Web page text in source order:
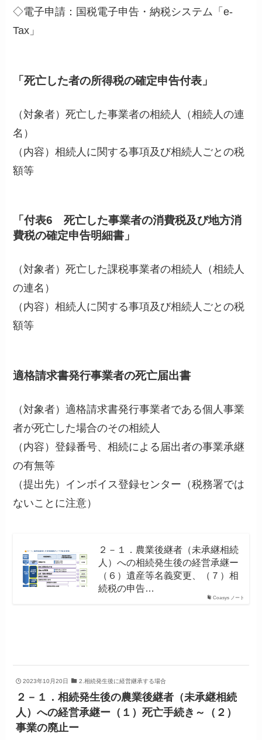
◇電子申請：国税電子申告・納税システム「e-
Tax」
「死亡した者の所得税の確定申告付表」
（対象者）死亡した事業者の相続人（相続人の連
名）
（内容）相続人に関する事項及び相続人ごとの税
額等
「付表6 死亡した事業者の消費税及び地方消
費税の確定申告明細書」
（対象者）死亡した課税事業者の相続人（相続人
の連名）
（内容）相続人に関する事項及び相続人ごとの税
額等
適格請求書発行事業者の死亡届出書
（対象者）適格請求書発行事業者である個人事業
者が死亡した場合のその相続人
（内容）登録番号、相続による届出者の事業承継
の有無等
（提出先）インボイス登録センター（税務署では
ないことに注意）
Coasys ノート
２－１．農業後継者（未承継相続
人）への相続発生後の経営承継ー
（６）遺産等名義変更、（７）相
続税の申告…
2023年10月20日 2.相続発生後に経営継承する場合
２－１．相続発生後の農業後継者（未承継相続
人）への経営承継ー（１）死亡手続き～（２）
事業の廃止ー